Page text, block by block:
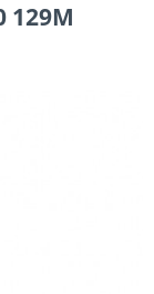
129M